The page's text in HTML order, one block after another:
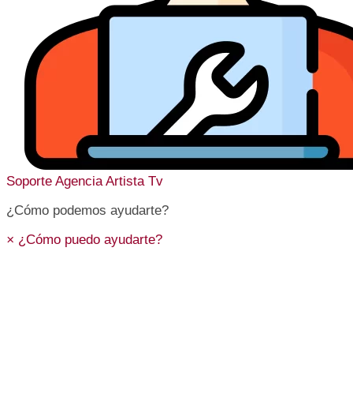
Soporte Agencia Artista Tv
¿Cómo podemos ayudarte?
× ¿Cómo puedo ayudarte?